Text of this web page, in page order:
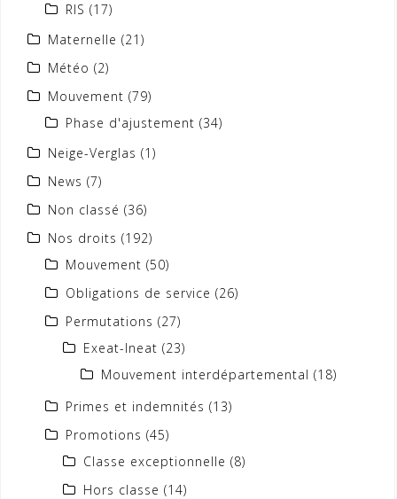
RIS (17)
Maternelle (21)
Météo (2)
Mouvement (79)
Phase d'ajustement (34)
Neige-Verglas (1)
News (7)
Non classé (36)
Nos droits (192)
Mouvement (50)
Obligations de service (26)
Permutations (27)
Exeat-Ineat (23)
Mouvement interdépartemental (18)
Primes et indemnités (13)
Promotions (45)
Classe exceptionnelle (8)
Hors classe (14)